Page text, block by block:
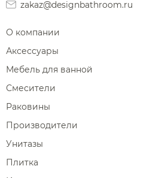
zakaz@designbathroom.ru
О компании
Аксессуары
Мебель для ванной
Смесители
Раковины
Производители
Унитазы
Плитка